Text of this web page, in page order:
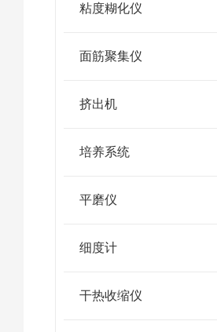
粘度糊化仪
面筋聚集仪
挤出机
培养系统
平磨仪
细度计
干热收缩仪